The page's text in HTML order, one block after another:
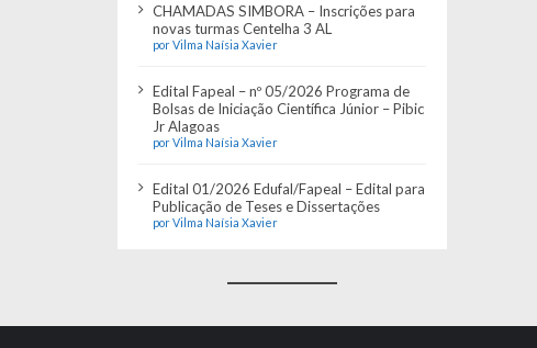
CHAMADAS SIMBORA – Inscrições para
novas turmas Centelha 3 AL
por Vilma Naísia Xavier
Edital Fapeal – nº 05/2026 Programa de
Bolsas de Iniciação Científica Júnior – Pibic
Jr Alagoas
por Vilma Naísia Xavier
Edital 01/2026 Edufal/Fapeal – Edital para
Publicação de Teses e Dissertações
por Vilma Naísia Xavier